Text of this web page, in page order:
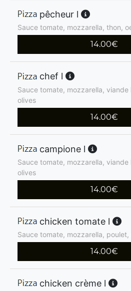
pêcheur l
Sauce tomate, mozzarella, thon,
14.00€
chef l
Sauce tomate, mozzarella,
olives
14.00€
campione l
Sauce tomate, mozzarella,
olives
14.00€
chicken tomate l
Sauce tomate, mozzarella,
14.00€
chicken crème l